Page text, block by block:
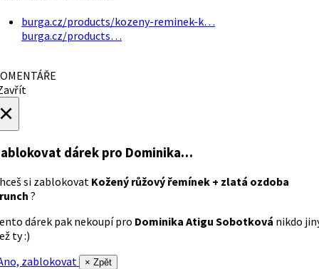
burga.cz/products/kozeny-reminek-k…
burga.cz/products…
dárek pro Dominika…
si zablokovat Kožený růžový řemínek + zlatá ozdoba
?
dárek pak nekoupí pro Dominika Atigu Sobotková nikdo
ty :)
zablokovat
× Zpět